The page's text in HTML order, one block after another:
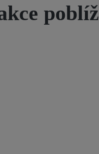
poblíž